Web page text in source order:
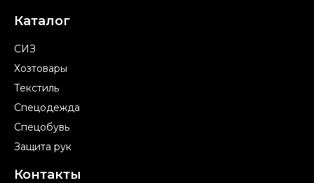
Каталог
СИЗ
Хозтовары
Текстиль
Спецодежда
Спецобувь
Защита рук
Контакты